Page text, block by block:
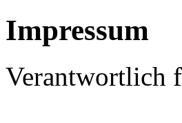
Impressum
Verantwortlich